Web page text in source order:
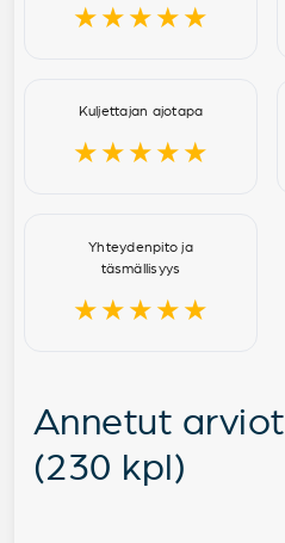
★★★★★
Kuljettajan ajotapa
★★★★★
Yhteydenpito ja
täsmällisyys
★★★★★
Annetut arviot
(230 kpl)